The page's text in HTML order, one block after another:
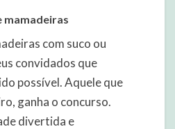
mamadeiras
com suco ou
convidados que
possível. Aquele que
ganha o concurso.
divertida e